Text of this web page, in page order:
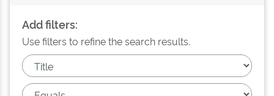
Add filters:
Use filters to refine the search results.